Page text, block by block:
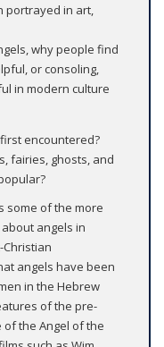
portrayed in art,
why people find
or consoling,
in modern culture
encountered?
fairies, ghosts, and
some of the more
angels in
Christian
angels have been
in the Hebrew
of the pre-
the Angel of the